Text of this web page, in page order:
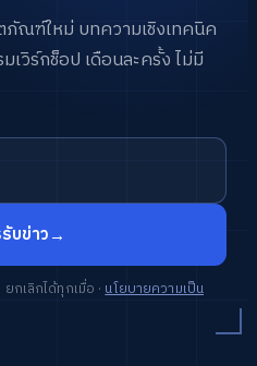
ภัณฑ์ใหม่ บทความเชิงเทคนิค
เวิร์กช็อป เดือนละครั้งไม่มี
บข่าว →
กเลิกได้ทุกเมื่อ ·นโยบายความเป็น